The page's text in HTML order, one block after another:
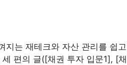
지는 재테크와 자산 관리를 쉽
편의 글([채권 투자 입문1], [